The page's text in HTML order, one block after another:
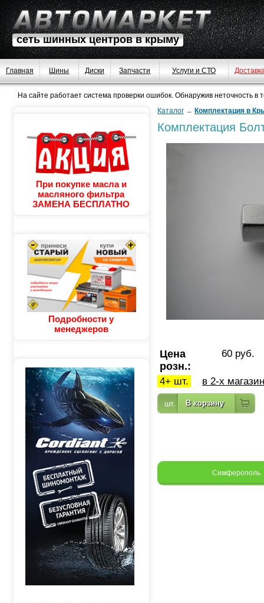
сеть шинных центров в крыму
Главная Шины Диски Запчасти Услуги и СТО
На сайте работает система проверки ошибок. Обнаружив неточность в
При покупке масла и
масляного фильтра
ЗАМЕНА БЕСПЛАТНО
Подробности у
менеджеров
Каталог → Комплектация в
Комплектация
Цена
розн.:
60 руб.
4+ шт. в 2-х
Симферополь